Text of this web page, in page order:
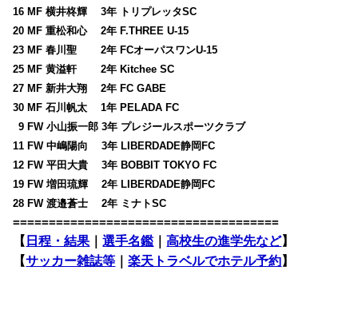
16 MF 横井柊輝 3年 トリプレッタSC
20 MF 重松和心 2年 F.THREE U-15
23 MF 春川聖 2年 FCオーパスワンU-15
25 MF 黄溢軒 2年 Kitchee SC
27 MF 新井大翔 2年 FC GABE
30 MF 石川帆太 1年 PELADA FC
09 FW 小山振一郎 3年 プレジールスポーツクラブ
11 FW 中嶋陽向 3年 LIBERDADE静岡FC
12 FW 平田大貴 3年 BOBBIT TOKYO FC
19 FW 増田琉輝 2年 LIBERDADE静岡FC
28 FW 渡邉蒼士 2年 ミナトSC
=====================================
【 日程・結果 ｜選手名鑑 ｜高校生の進学先など】
【サッカー雑誌等 ｜楽天トラベルでホテル予約】